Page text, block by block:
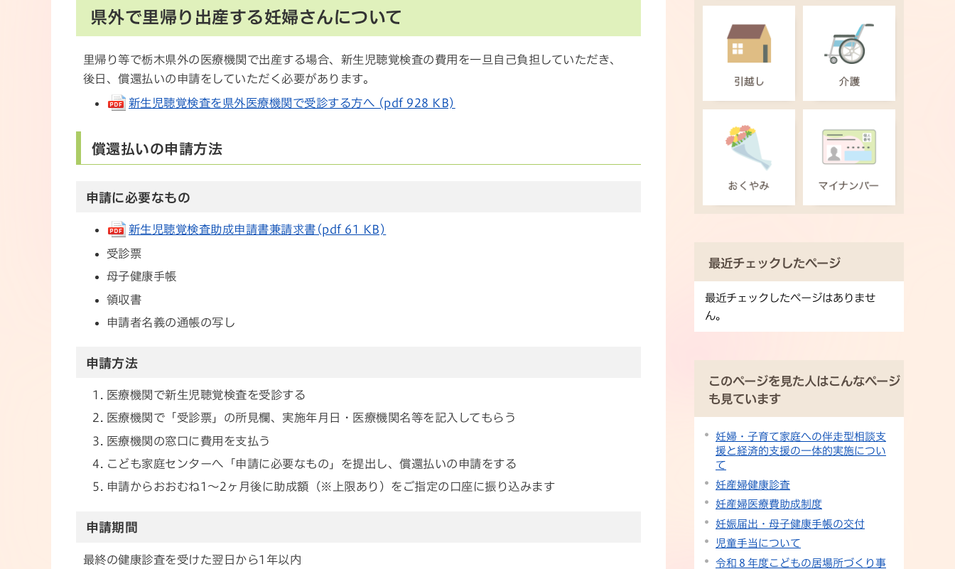
県外で里帰り出産する妊婦さんについて
里帰り等で栃木県外の医療機関で出産する場合、新生児聴覚検査の費用を一旦自己負担していただき、
後日、償還払いの申請をしていただく必要があります。
新生児聴覚検査を県外医療機関で受診する方へ (pdf 928 KB)
償還払いの申請方法
申請に必要なもの
新生児聴覚検査助成申請書兼請求書(pdf 61 KB)
受診票
母子健康手帳
領収書
申請者名義の通帳の写し
申請方法
医療機関で新生児聴覚検査を受診する
医療機関で「受診票」の所見欄、実施年月日・医療機関名等を記入してもらう
医療機関の窓口に費用を支払う
こども家庭センターへ「申請に必要なもの」を提出し、償還払いの申請をする
申請からおおむね1～2ヶ月後に助成額（※上限あり）をご指定の口座に振り込みます
申請期間
最終の健康診査を受けた翌日から1年以内
最近チェックしたページ
最近チェックしたページはありませ
ん。
このページを見た人はこんなページ
も見ています
妊婦・子育て家庭への伴走型相談支
援と経済的支援の一体的実施につい
て
妊産婦健康診査
妊産婦医療費助成制度
妊娠届出・母子健康手帳の交付
児童手当について
令和８年度こどもの居場所づくり事